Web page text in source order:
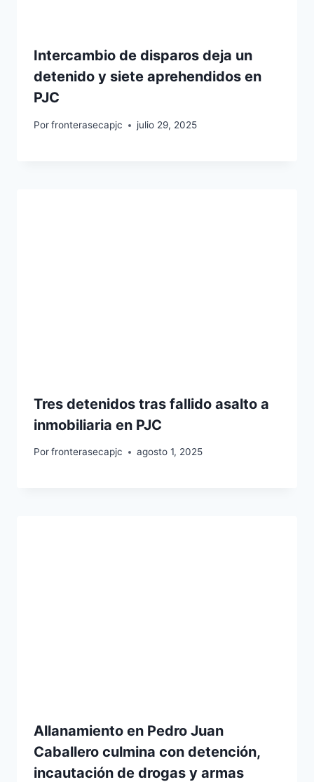
Intercambio de disparos deja un
detenido y siete aprehendidos en
PJC
Porfronterasecapjc julio 29, 2025
Tres detenidos tras fallido asalto a
inmobiliaria en PJC
Porfronterasecapjc agosto 1, 2025
Allanamiento en Pedro Juan
Caballero culmina con detención,
incautación de drogas y armas